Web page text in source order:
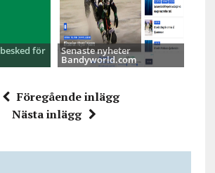
för Senaste nyheter
Bandyworld.com
Föregående inlägg
Nästa inlägg